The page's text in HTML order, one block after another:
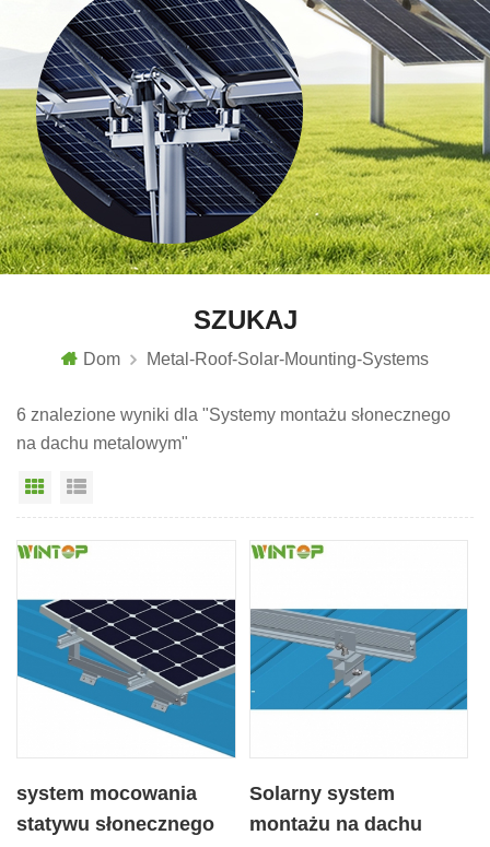
SZUKAJ
Dom Metal-Roof-Solar-Mounting-Systems
6 znalezione wyniki dla "Systemy montażu słonecznego
na dachu metalowym"
Widok siatki
system mocowania
statywu słonecznego
Solarny system
montażu na dachu